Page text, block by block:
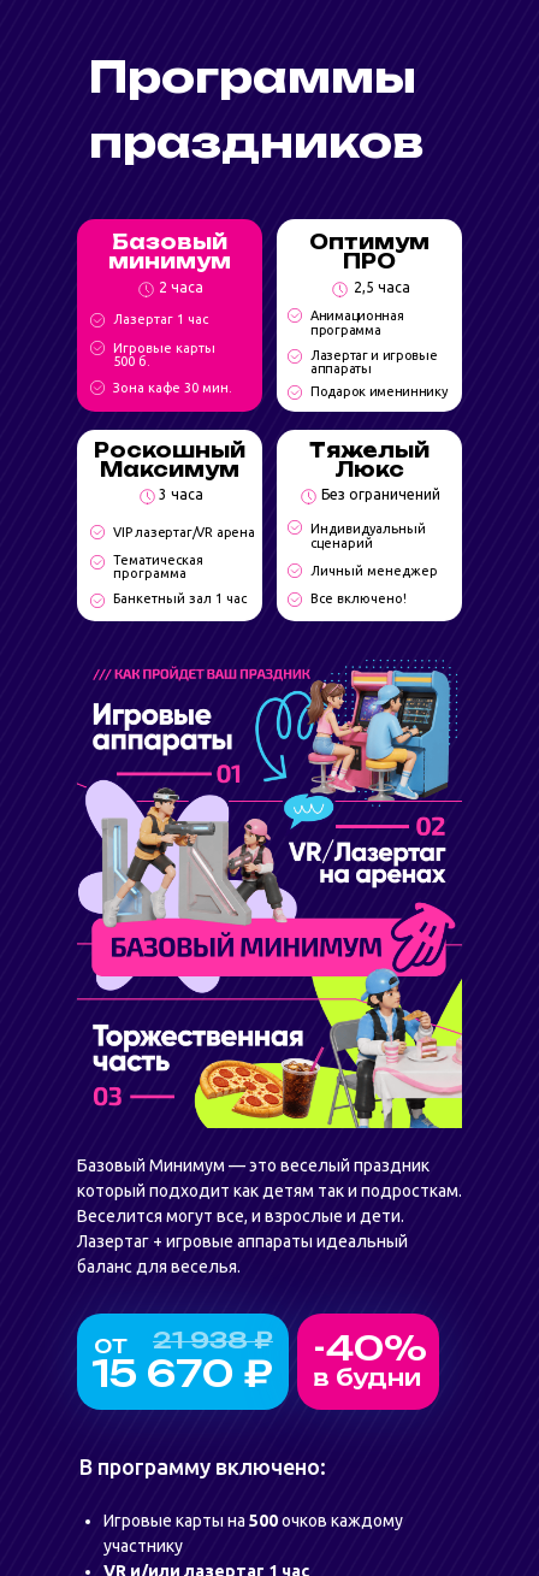
Программы
праздников
Базовый Минимум — это веселый праздник
который подходит как детям так и подросткам.
Веселится могут все, и взрослые и дети.
Лазертаг + игровые аппараты идеальный
баланс для веселья.
Игровые карты на 500очков каждому
участнику
VR и/или лазертаг 1 час
В программу включено:
15 670 ₽
-40%
в будни
21 938 ₽
от
Базовый
минимум
Лазертаг 1 час
Игровые карты
500 б.
Зона кафе 30 мин.
Оптимум
ПРО
Роскошный
Максимум
Тяжелый
Люкс
2 часа
Анимационная
программа
Лазертаг и игровые
аппараты
Подарок имениннику
2,5 часа
VIP лазертаг/VR арена
Тематическая
программа
Банкетный зал 1 час
3 часа
Индивидуальный
сценарий
Личный менеджер
Все включено!
Без ограничений